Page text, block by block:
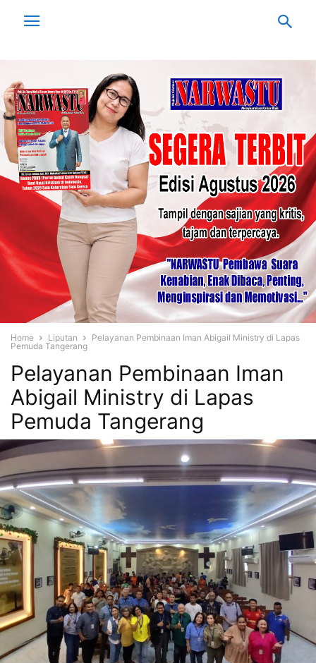
Home Liputan
Pelayanan Pembinaan Iman Abigail Ministry di Lapas
Pemuda Tangerang
Pelayanan Pembinaan Iman
Abigail Ministry di Lapas
Pemuda Tangerang